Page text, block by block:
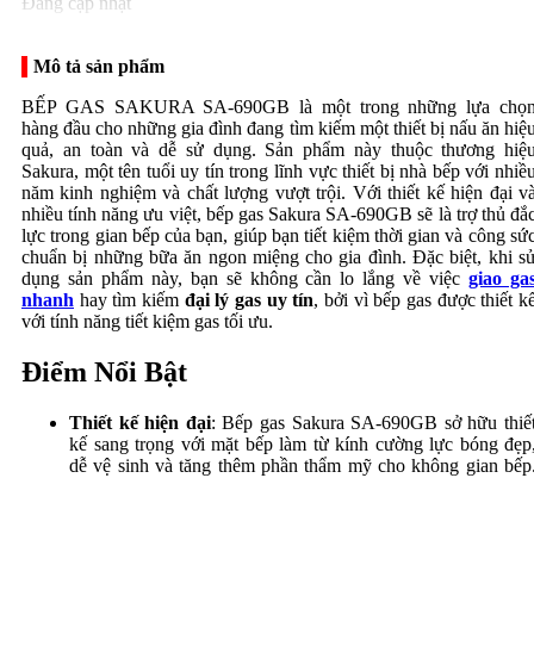
Bếp Gas công nghiệp
Thi công hệ thống gas
công nghiệp
Bếp Á
Mô tả sản phẩm
BẾP GAS SAKURA SA-690GB là một trong những lựa
hàng đầu cho những gia đình đang tìm kiếm một thiết bị nấu ăn
quả, an toàn và dễ sử dụng. Sản phẩm này thuộc thương
Sakura, một tên tuổi uy tín trong lĩnh vực thiết bị nhà bếp với
năm kinh nghiệm và chất lượng vượt trội. Với thiết kế hiện đại
nhiều tính năng ưu việt, bếp gas Sakura SA-690GB sẽ là trợ thủ
lực trong gian bếp của bạn, giúp bạn tiết kiệm thời gian và công
chuẩn bị những bữa ăn ngon miệng cho gia đình. Đặc biệt, khi
dụng sản phẩm này, bạn sẽ không cần lo lắng về việcgiao
nhanh hay tìm kiếm đại lý gas uy tín, bởi vì bếp gas được thiết
với tính năng tiết kiệm gas tối ưu.
Điểm Nổi Bật
Thiết kế hiện đại: Bếp gas Sakura SA-690GB sở hữu
kế sang trọng với mặt bếp làm từ kính cường lực bóng
dễ vệ sinh và tăng thêm phần thẩm mỹ cho không gian